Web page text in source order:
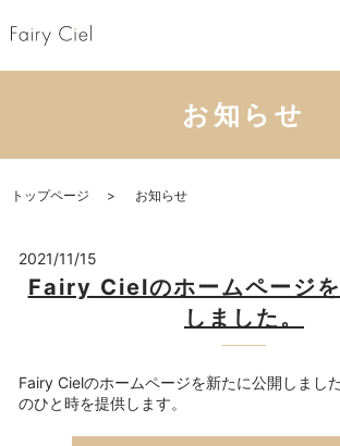
お知らせ
トップページ お知らせ
2021/11/15
Fairy Cielのホームページを
しました。
Fairy Cielのホームページを新たに公開しまし
のひと時を提供します。